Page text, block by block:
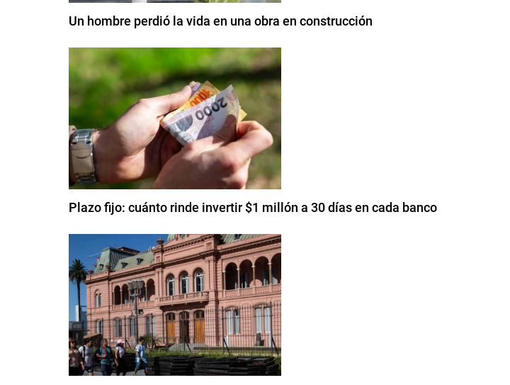
Un hombre perdió la vida en una obra en construcción
Plazo fijo: cuánto rinde invertir $1 millón a 30 días en cada banco